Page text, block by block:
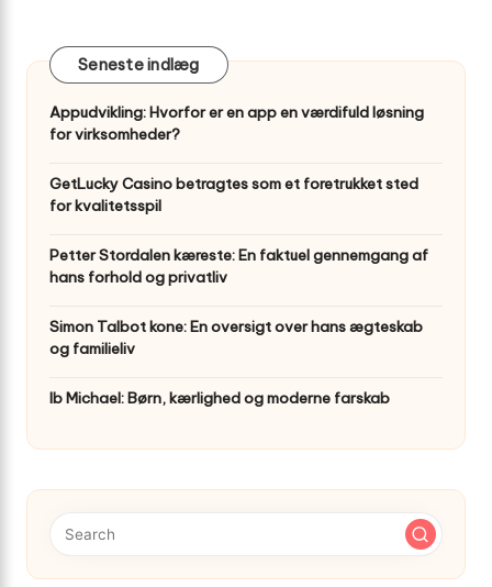
Seneste indlæg
Appudvikling: Hvorfor er en app en værdifuld løsning
for virksomheder?
GetLucky Casino betragtes som et foretrukket sted
for kvalitetsspil
Petter Stordalen kæreste: En faktuel gennemgang af
hans forhold og privatliv
Simon Talbot kone: En oversigt over hans ægteskab
og familieliv
Ib Michael: Børn, kærlighed og moderne farskab